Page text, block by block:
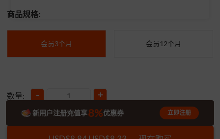
商品规格:
会员3个月 会员12个月
数量: - +
新用户注册充值享8%优惠券 立即注册